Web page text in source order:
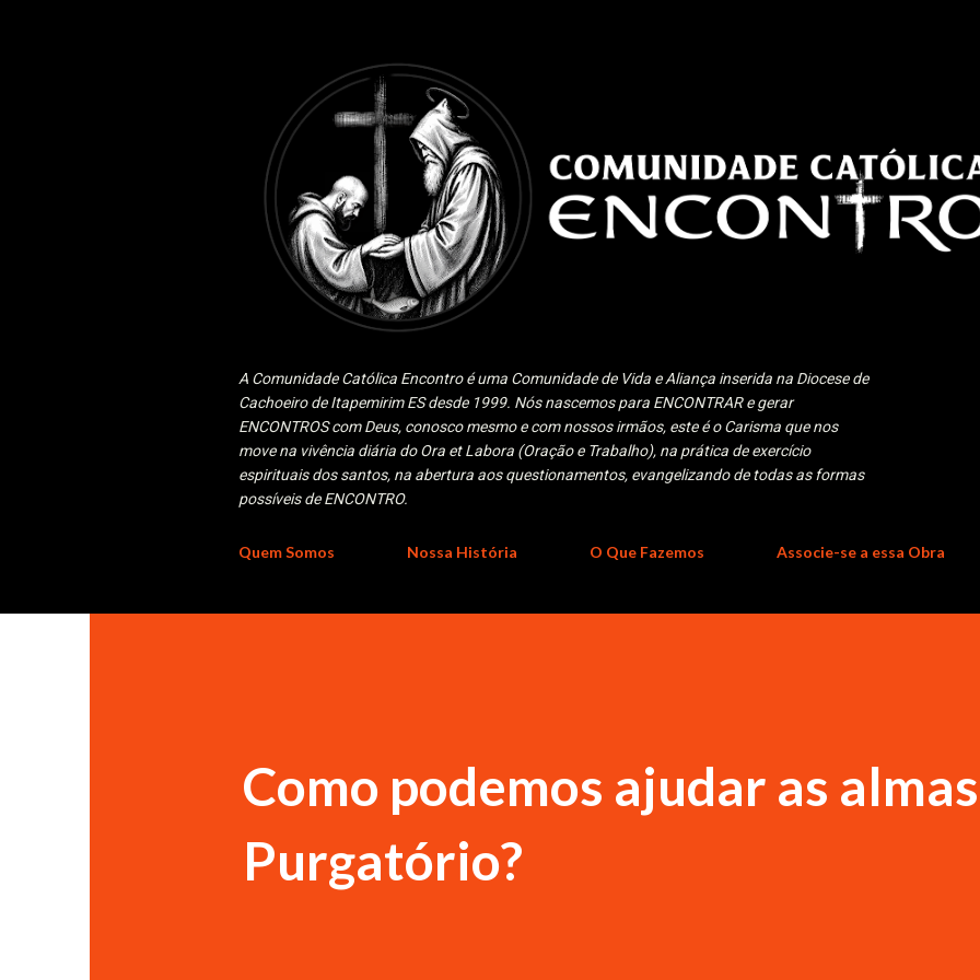
A Comunidade Católica Encontro é uma Comunidade de Vida e Aliança inserida na Diocese de
Cachoeiro de Itapemirim ES desde 1999. Nós nascemos para ENCONTRAR e gerar
ENCONTROS com Deus, conosco mesmo e com nossos irmãos, este é o Carisma que nos
move na vivência diária do Ora et Labora (Oração e Trabalho), na prática de exercício
espirituais dos santos, na abertura aos questionamentos, evangelizando de todas as formas
possíveis de ENCONTRO.
Quem Somos Nossa História O Que Fazemos Associe-se a essa Obra
Como podemos ajudar as
Purgatório?